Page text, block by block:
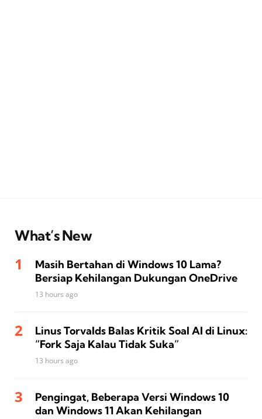
What’s New
Masih Bertahan di Windows 10 Lama?
Bersiap Kehilangan Dukungan OneDrive
13 hours ago
Linus Torvalds Balas Kritik Soal AI di Linux:
“Fork Saja Kalau Tidak Suka”
13 hours ago
Pengingat, Beberapa Versi Windows 10
dan Windows 11 Akan Kehilangan